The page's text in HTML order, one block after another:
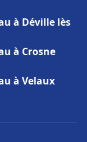
à Déville lès
à Crosne
à Velaux